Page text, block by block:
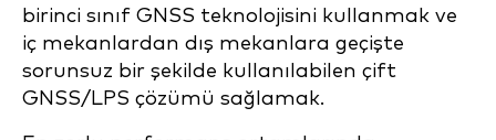
birinci sınıf GNSS teknolojisini kullanmak ve
iç mekanlardan dış mekanlara geçişte
sorunsuz bir şekilde kullanılabilen çift
GNSS/LPS çözümü sağlamak.